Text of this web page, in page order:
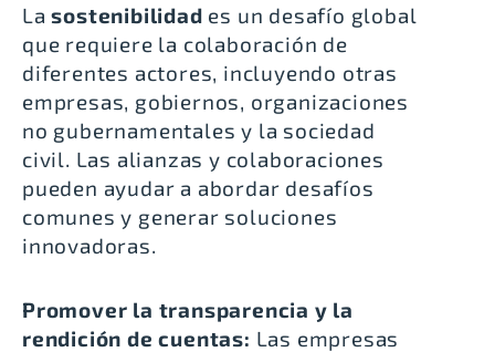
Lasostenibilidad es un desafío global
que requiere la colaboración de
diferentes actores, incluyendo otras
empresas, gobiernos, organizaciones
no gubernamentales y la sociedad
civil. Las alianzas y colaboraciones
pueden ayudar a abordar desafíos
comunes y generar soluciones
innovadoras.
Promover la transparencia y la
rendición de cuentas: Las empresas